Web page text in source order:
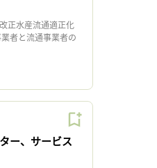
正水産流通適正化
者と流通事業者の
ー、サービス